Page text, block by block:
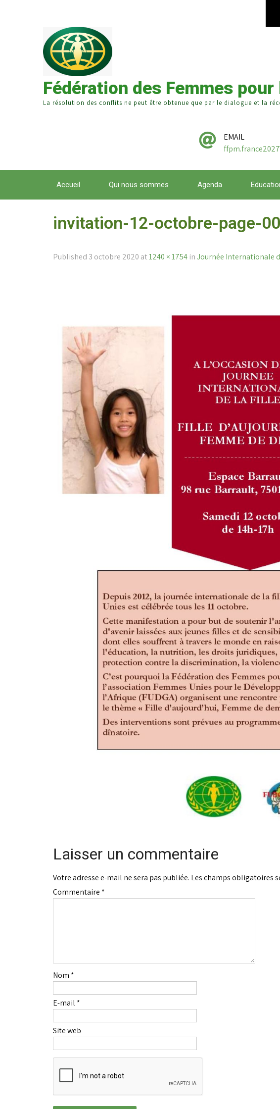
Fédération des Femmes
La résolution des conflits ne peut être obtenue que par le dialogue et la
EMAIL
Accueil Qui nous sommes Agenda
invitation-12-octobre-page-
Published 3 octobre 2020 at1240 × 1754 inJournée Internationale
Laisser un commentaire
Votre adresse e-mail ne sera pas publiée. Les champs obligatoires
Commentaire *
Nom *
E-mail *
Site web